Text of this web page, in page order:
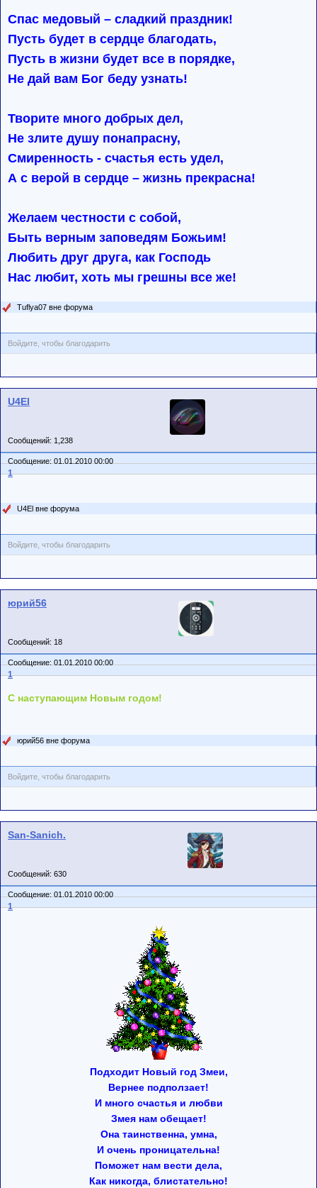
Спас медовый – сладкий праздник!
Пусть будет в сердце благодать,
Пусть в жизни будет все в порядке,
Не дай вам Бог беду узнать!
Творите много добрых дел,
Не злите душу понапрасну,
Смиренность - счастья есть удел,
А с верой в сердце – жизнь прекрасна!
Желаем честности с собой,
Быть верным заповедям Божьим!
Любить друг друга, как Господь
Нас любит, хоть мы грешны все же!
Tuflya07 вне форума
Войдите, чтобы благодарить
U4El
Сообщений: 1,238
Сообщение: 01.01.2010 00:00
1
U4El вне форума
Войдите, чтобы благодарить
юрий56
Сообщений: 18
Сообщение: 01.01.2010 00:00
1
С наступающим Новым годом!
юрий56 вне форума
Войдите, чтобы благодарить
San-Sanich.
Сообщений: 630
Сообщение: 01.01.2010 00:00
1
Подходит Новый год Змеи,
Вернее подползает!
И много счастья и любви
Змея нам обещает!
Она таинственна, умна,
И очень проницательна!
Поможет нам вести дела,
Как никогда, блистательно!